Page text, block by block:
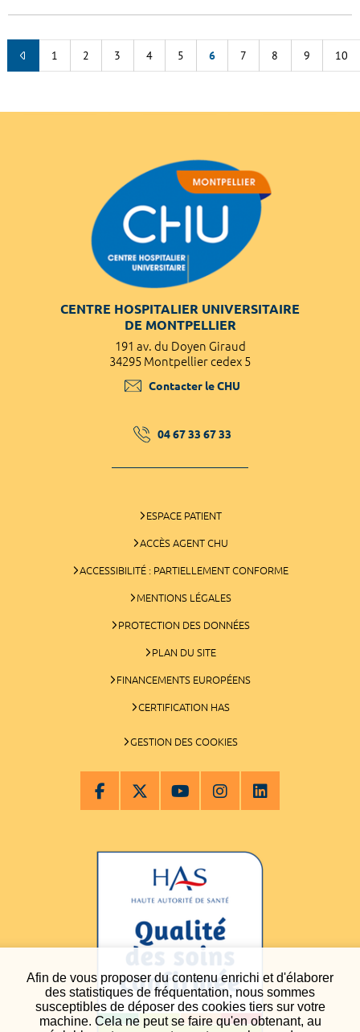
Afin de vous proposer du contenu enrichi et d'élaborer
des statistiques de fréquentation, nous sommes
susceptibles de déposer des cookies tiers sur votre
machine. Cela ne peut se faire qu'en obtenant, au
1 2 3 4 5 6 7 8 9 10
CENTRE HOSPITALIER UNIVERSITAIRE
DE MONTPELLIER
191 av. du Doyen Giraud
34295 Montpellier cedex 5
Contacter le CHU
04 67 33 67 33
ESPACE PATIENT
ACCÈS AGENT CHU
ACCESSIBILITÉ : PARTIELLEMENT CONFORME
MENTIONS LÉGALES
PROTECTION DES DONNÉES
PLAN DU SITE
FINANCEMENTS EUROPÉENS
CERTIFICATION HAS
GESTION DES COOKIES